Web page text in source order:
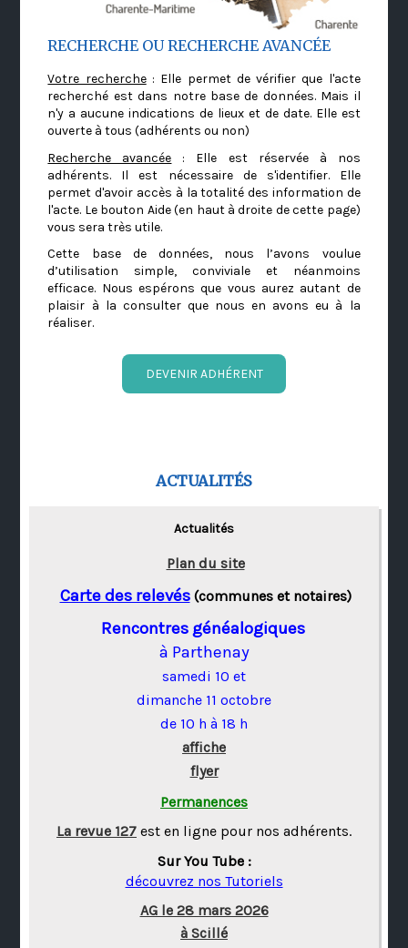
RECHERCHE OU RECHERCHE AVANCÉE
Votre recherche: Elle permet de vérifier que l'acte
recherché est dans notre base de données. Mais il
n'y a aucune indications de lieux et de date. Elle est
ouverte à tous (adhérents ou non)
Recherche avancée : Elle est réservée à nos
adhérents. Il est nécessaire de s'identifier. Elle
permet d'avoir accès à la totalité des information de
l'acte. Le bouton Aide (en haut à droite de cette page)
vous sera très utile.
Cette base de données, nous l’avons voulue
d’utilisation simple, conviviale et néanmoins
efficace. Nous espérons que vous aurez autant de
plaisir à la consulter que nous en avons eu à la
réaliser.
DEVENIR ADHÉRENT
ACTUALITÉS
Actualités
Plan du site
Carte des relevés(communes et notaires)
Rencontres généalogiques
à Parthenay
samedi 10 et
dimanche 11 octobre
de 10 h à 18 h
affiche
flyer
Permanences
La revue 127 est en ligne pour nos adhérents.
Sur You Tube :
découvrez nos Tutoriels
AG le 28 mars 2026
à Scillé